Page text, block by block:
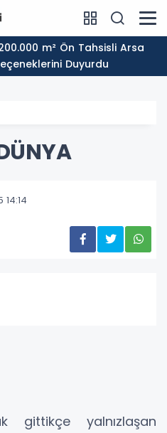
Duyurdu
gittikçe yalnızlaşan